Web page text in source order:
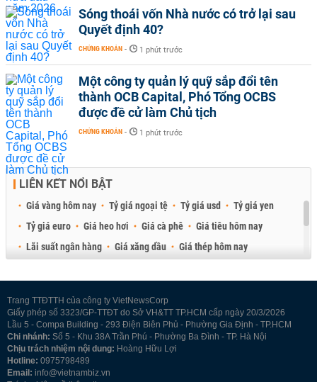
Sóng thoái vốn Nhà nước có trở lại sau
Quyết định 40?
CHỨNG KHOÁN - 1 phút trước
Một công ty quản lý quỹ sắp đổi tên
thành OCB Capital, Phó Tổng OCBS
được đề cử làm Chủ tịch
CHỨNG KHOÁN - 1 phút trước
LIÊN KẾT NỔI BẬT
Giá vàng hôm nay Tỷ giá ngoại tệ Tỷ giá usd
Tỷ giá yen
Tỷ giá euro
Giá heo hơi Giá cà phê
Giá tiêu hôm nay
Lãi suất ngân hàng
Giá xăng dầu
Giá thép hôm nay
Trang TTĐTTH của công ty VietNewsCorp
Giấy phép số 3323/GP-TTĐT do Sở VH&TT TP.HCM cấp ngày 20/3/2026
Lầu 5 - Compa Building - 293 Điện Biên Phủ - Phường Gia Định - TP.HCM
Chi nhánh: Số 5 - Khu 38A Trần Phú - Phường Ba Đình - TP. Hà Nội
Chịu trách nhiệm nội dung: Hoàng Hữu Lợi
Hotline: 0975798489
Email: info@vietnambiz.vn